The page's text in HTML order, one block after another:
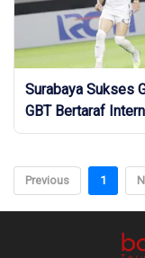
Surabaya Sukses
GBT Bertaraf
Previous 1